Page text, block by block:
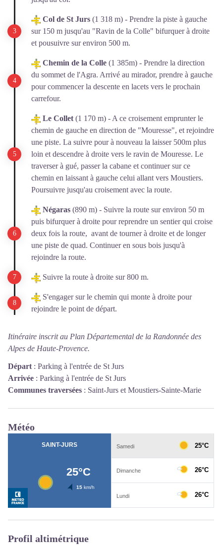
Col de St Jurs (1 318 m) - Prendre la piste à gauche
sur 150 m jusqu'au "Ravin de la Colle" bifurquer à droite
et pousuivre sur environ 500 m.
Chemin de la Colle (1 385m) - Prendre la direction
du sommet de l'Agra. Arrivé au mirador, prendre à gauche
pour commencer la descente en lacets vers le prochain
carrefour.
Le Collet (1 170 m) - A ce croisement emprunter le
chemin de gauche en direction de "Mouresse", et rejoindre
une piste. La suivre pour à nouveau la laisser 500m plus
loin et descendre à droite vers le ravin de Mouresse. Le
traverser à gué, passer la cabane et continuer sur ce
chemin en laissant à gauche celui allant vers Moustiers.
Poursuivre jusqu'au croisement avec la route.
Négaras (890 m) - Suivre la route sur environ 50 m
puis bifurquer à droite pour reprendre un sentier qui croise
deux fois la route, avant de tourner à droite et de longer
une piste de quad. Continuer en sous bois jusqu'à
rejoindre la route.
Suivre la route à droite sur 800 m.
S'engager sur le chemin qui monte à droite pour
rejoindre le point de départ.
Itinéraire inscrit au Plan Départemental de la Randonnée des
Alpes de Haute-Provence.
Départ : Parking à l'entrée de St Jurs
Arrivée : Parking à l'entrée de St Jurs
Communes traversées : Saint-Jurs et Moustiers-Sainte-Marie
Météo
Profil altimétrique